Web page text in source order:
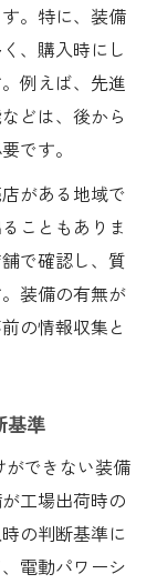
。特に、装備
、購入時にし
例えば、先進
どは、後から
です。
がある地域で
こともありま
で確認し、質
装備の有無が
の情報収集と
基準
できない装備
工場出荷時の
の判断基準に
電動パワーシ